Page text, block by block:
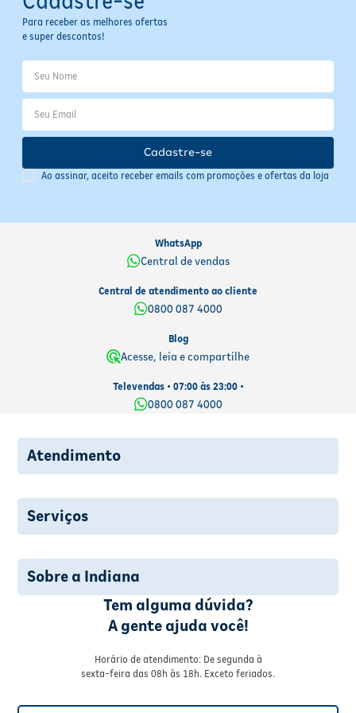
manter sua eficácia. Após a abertura, mantenha a embalagem bem
fechada para preservar a fragrância e a absorção. Verifique o prazo
de validade na embalagem e descarte o produto conforme as
Para receber as melhores ofertas
e super descontos!
Ao assinar, aceito receber emails com promoções e ofertas da loja
Cadastre-se
WhatsApp
Central de vendas
Central de atendimento ao cliente
0800 087 4000
Blog
Acesse, leia e compartilhe
Televendas • 07:00 às 23:00 •
0800 087 4000
Atendimento
Serviços
Sobre a Indiana
Tem alguma dúvida?
A gente ajuda você!
Horário de atendimento: De segunda à
sexta-feira das 08h às 18h. Exceto feriados.